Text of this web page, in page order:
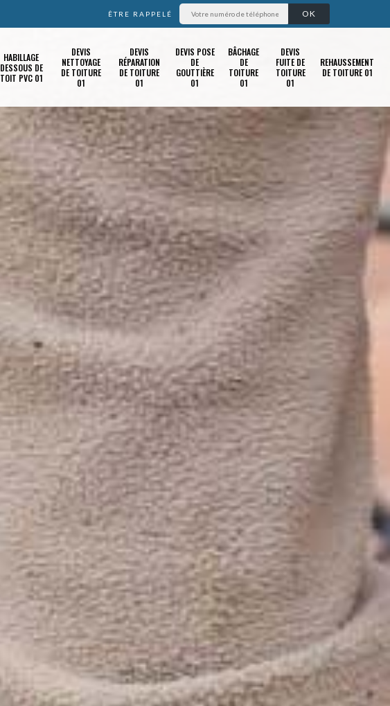
ÊTRE RAPPELÉ
HABILLAGE
DESSOUS DE
TOIT PVC 01
DEVIS
NETTOYAGE
DE TOITURE
01
DEVIS
RÉPARATION
DE TOITURE
01
DEVIS POSE
DE
GOUTTIÈRE
01
BÂCHAGE
DE
TOITURE
01
DEVIS
FUITE DE
TOITURE
01
REHAUSSEMENT
DE TOITURE 01